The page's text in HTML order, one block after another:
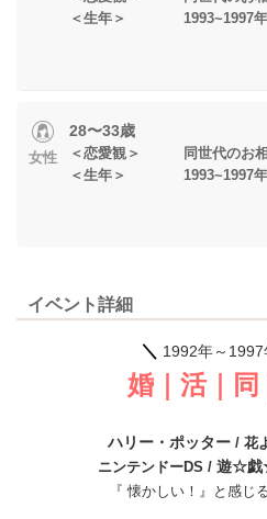
＜生年＞ 1993~1997年
女性
28〜33歳
＜恋愛観＞ 同世代のお相
＜生年＞ 1993~1997年
イベント詳細
＼ 1992年～
婚｜活｜同
ハリー・ポッター/ 花
ニンテンドーDS / 遊☆戯
『 懐かしい！』と感